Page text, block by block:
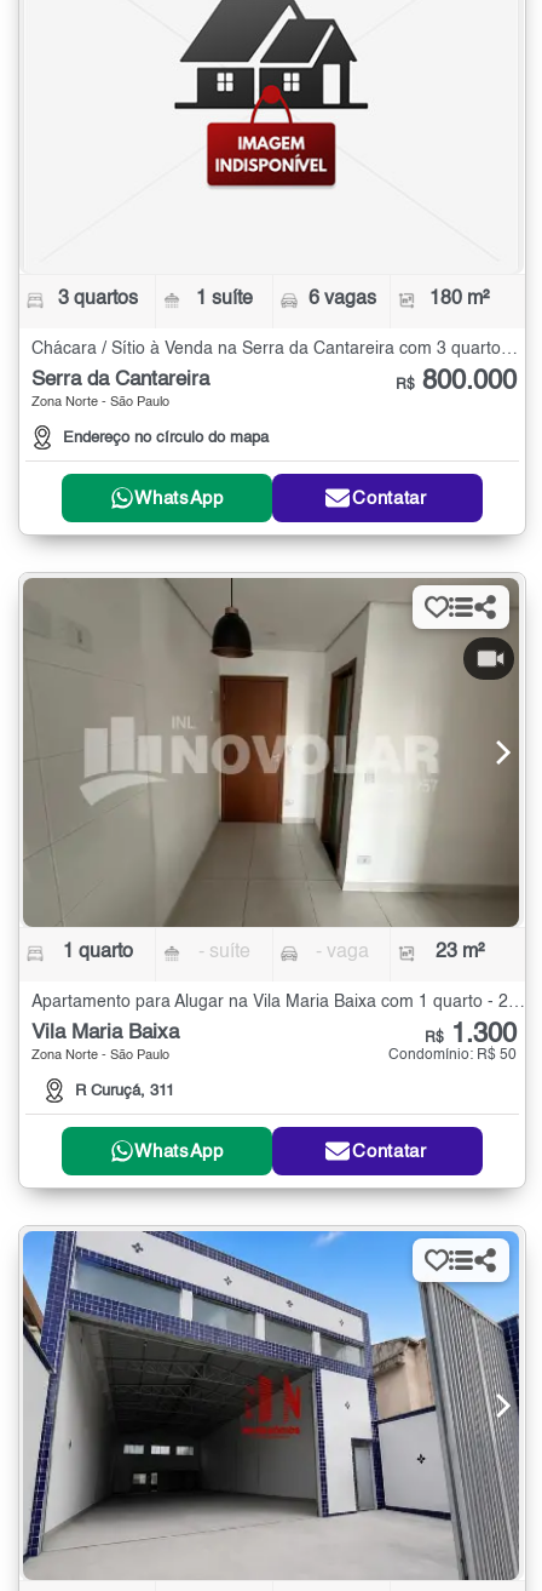
3 quartos 1 suíte 6 vagas 180 m²
Serra da Cantareira
Zona Norte - São Paulo
Endereço no círculo do mapa
R$ 800.000
WhatsApp Contatar
1 quarto - suíte - vaga 23 m²
Apartamento para Alugar na Vila Maria Baixa com 1 quarto - 23 m²
Vila Maria Baixa
Zona Norte - São Paulo
R Curuçá, 311
R$ 1.300
Condomínio: R$ 50
WhatsApp Contatar